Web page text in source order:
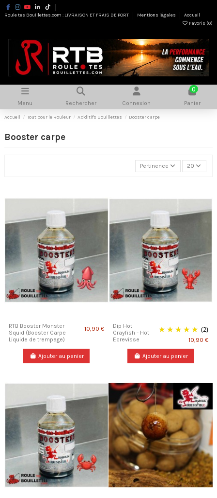
Roule tes Bouillettes.com : LIVRAISON ET FRAIS DE PORT Mentions légales
Accueil
Favoris (0)
Menu Rechercher Connexion
0
Panier
Accueil Tout pour le Rouleur Additifs Bouillettes Booster carpe
Booster carpe
Pertinence 20
RTB Booster Monster
Squid (Booster Carpe
Liquide de trempage)
10,90 €
Ajouter au panier
Dip Hot
Crayfish - Hot
Ecrevisse
(2)
10,90 €
Ajouter au panier